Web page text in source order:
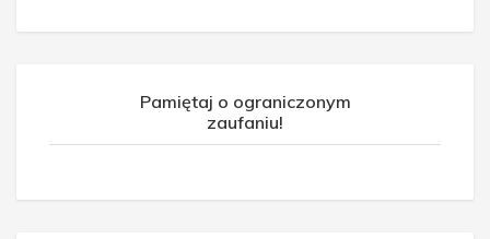
Pamiętaj o ograniczonym
zaufaniu!